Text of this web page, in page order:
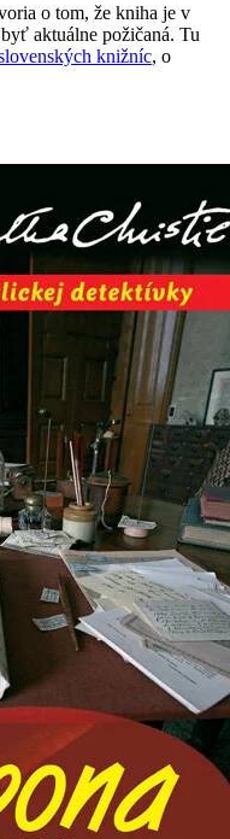
o tom, že kniha je v
aktuálne požičaná. Tu
knižníc, o